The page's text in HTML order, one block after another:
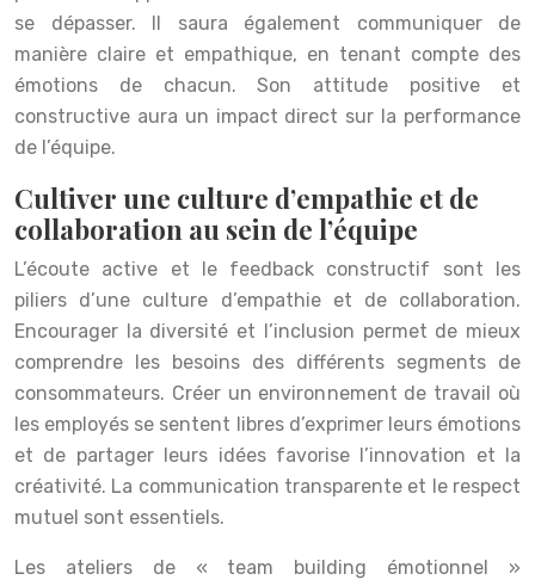
se dépasser. Il saura également communiquer de
manière claire et empathique, en tenant compte des
émotions de chacun. Son attitude positive et
constructive aura un impact direct sur la performance
de l’équipe.
Cultiver une culture d’empathie et de
collaboration au sein de l’équipe
L’écoute active et le feedback constructif sont les
piliers d’une culture d’empathie et de collaboration.
Encourager la diversité et l’inclusion permet de mieux
comprendre les besoins des différents segments de
consommateurs. Créer un environnement de travail où
les employés se sentent libres d’exprimer leurs émotions
et de partager leurs idées favorise l’innovation et la
créativité. La communication transparente et le respect
mutuel sont essentiels.
Les ateliers de « team building émotionnel »